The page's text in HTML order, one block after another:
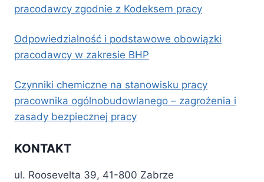
pracodawcy zgodnie z Kodeksem pracy
Odpowiedzialność i podstawowe obowiązki
pracodawcy w zakresie BHP
Czynniki chemiczne na stanowisku pracy
pracownika ogólnobudowlanego – zagrożenia i
zasady bezpiecznej pracy
KONTAKT
ul. Roosevelta 39, 41-800 Zabrze